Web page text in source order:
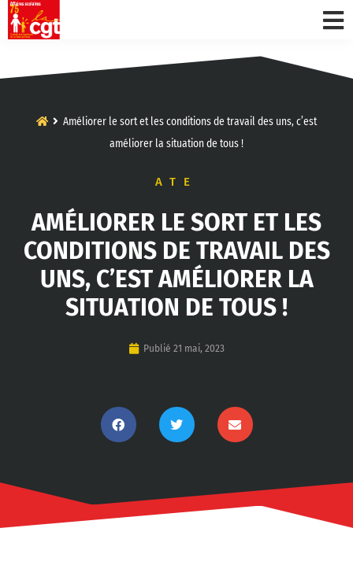
Améliorer le sort et les conditions de travail des uns, c’est
améliorer la situation de tous !
ATE
AMÉLIORER LE SORT ET LES
CONDITIONS DE TRAVAIL DES
UNS, C’EST AMÉLIORER LA
SITUATION DE TOUS !
Publié 21 mai, 2023